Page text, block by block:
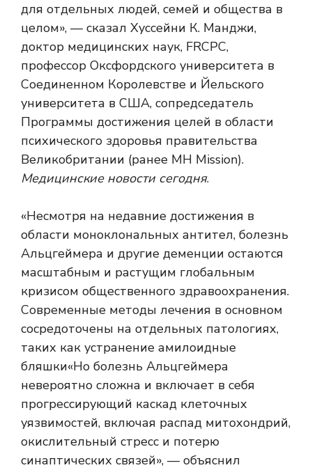
для отдельных людей, семей и общества в
целом», — сказал Хуссейни К. Манджи,
доктор медицинских наук, FRCPC,
профессор Оксфордского университета в
Соединенном Королевстве и Йельского
университета в США, сопредседатель
Программы достижения целей в области
психического здоровья правительства
Великобритании (ранее MH Mission).
Медицинские новости сегодня.
«Несмотря на недавние достижения в
области моноклональных антител, болезнь
Альцгеймера и другие деменции остаются
масштабным и растущим глобальным
кризисом общественного здравоохранения.
Современные методы лечения в основном
сосредоточены на отдельных патологиях,
таких как устранение амилоидные
бляшки«Но болезнь Альцгеймера
невероятно сложна и включает в себя
прогрессирующий каскад клеточных
уязвимостей, включая распад митохондрий,
окислительный стресс и потерю
синаптических связей», — объяснил